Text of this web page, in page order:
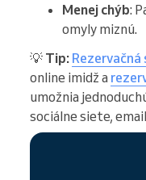
Menej chýb:
omyly miznú.
💡 Tip:
online imidž a
umožnia
sociálne siete,